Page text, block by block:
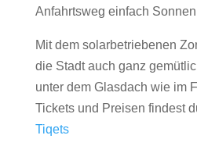
Anfahrtsweg einfach
Mit dem solarbetriebenen
die Stadt auch ganz
unter dem Glasdach wie im
Tickets und Preisen findest
Tiqets